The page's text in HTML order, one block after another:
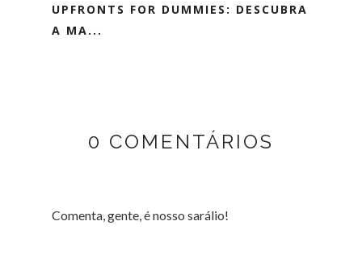
UPFRONTS FOR DUMMIES: DESCUBRA
A MA...
0 COMENTÁRIOS
Comenta, gente, é nosso sarálio!